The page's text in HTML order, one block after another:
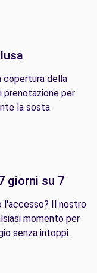
copertura della
prenotazione per
la sosta.
giorni su 7
l'accesso? Il nostro
momento per
senza intoppi.